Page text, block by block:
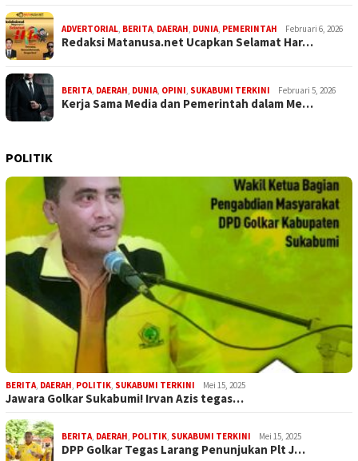
ADVERTORIAL, BERITA, DAERAH, DUNIA, PEMERINTAH Februari 6, 2026
Redaksi Matanusa.net Ucapkan Selamat Har…
BERITA, DAERAH, DUNIA, OPINI, SUKABUMI TERKINI Februari 5, 2026
Kerja Sama Media dan Pemerintah dalam Me…
POLITIK
BERITA, DAERAH, POLITIK, SUKABUMI TERKINI Mei 15, 2025
Jawara Golkar Sukabumi! Irvan Azis tegas…
BERITA, DAERAH, POLITIK, SUKABUMI TERKINI Mei 15, 2025
DPP Golkar Tegas Larang Penunjukan Plt J…